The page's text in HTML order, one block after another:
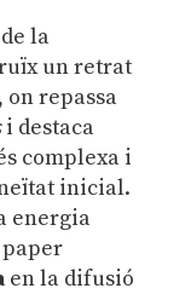
la
un retrat
repassa
i destaca
complexa i
inicial.
energia
en la difusió